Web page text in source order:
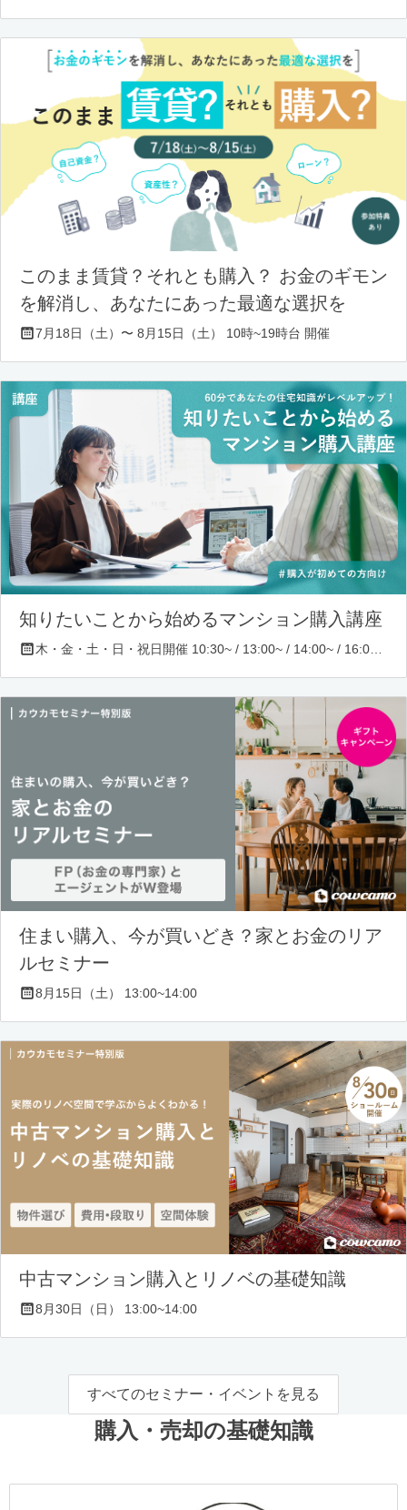
このまま賃貸？それとも購入？ お金のギモン
を解消し、あなたにあった最適な選択を
7月18日（土）〜 8月15日（土） 10時~19時台 開催
知りたいことから始めるマンション購入講座
住まい購入、今が買いどき？家とお金のリア
ルセミナー
8月15日（土） 13:00~14:00
中古マンション購入とリノベの基礎知識
8月30日（日） 13:00~14:00
すべてのセミナー・イベントを見る
購入・売却の基礎知識